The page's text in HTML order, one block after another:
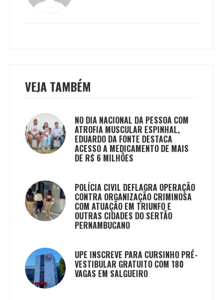
VEJA TAMBÉM
NO DIA NACIONAL DA PESSOA COM
ATROFIA MUSCULAR ESPINHAL,
EDUARDO DA FONTE DESTACA
ACESSO A MEDICAMENTO DE MAIS
DE R$ 6 MILHÕES
POLÍCIA CIVIL DEFLAGRA OPERAÇÃO
CONTRA ORGANIZAÇÃO CRIMINOSA
COM ATUAÇÃO EM TRIUNFO E
OUTRAS CIDADES DO SERTÃO
PERNAMBUCANO
UPE INSCREVE PARA CURSINHO PRÉ-
VESTIBULAR GRATUITO COM 180
VAGAS EM SALGUEIRO